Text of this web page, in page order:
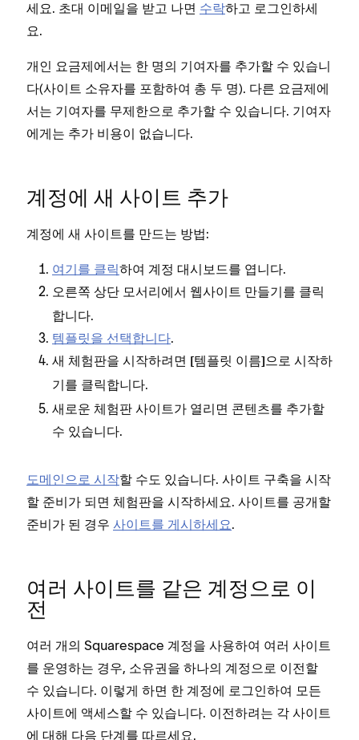
세요. 초대 이메일을 받고 나면 수락하고 로그인하세
요.
개인 요금제에서는 한 명의 기여자를 추가할 수 있습니
다(사이트 소유자를 포함하여 총 두 명). 다른 요금제에
서는 기여자를 무제한으로 추가할 수 있습니다. 기여자
에게는 추가 비용이 없습니다.
계정에 새 사이트 추가
계정에 새 사이트를 만드는 방법:
여기를 클릭하여 계정 대시보드를 엽니다.
오른쪽 상단 모서리에서 웹사이트 만들기 를 클릭
합니다.
템플릿을 선택합니다.
새 체험판을 시작하려면
[템플릿 이름]으로 시작하
기 를 클릭합니다.
새로운 체험판 사이트가 열리면 콘텐츠를 추가할
수 있습니다.
도메인으로 시작할 수도 있습니다. 사이트 구축을 시작
할 준비가 되면 체험판을 시작하세요. 사이트를 공개할
준비가 된 경우 사이트를 게시하세요.
여러 사이트를 같은 계정으로 이
전
여러 개의 Squarespace 계정을 사용하여 여러 사이트
를 운영하는 경우, 소유권을 하나의 계정으로 이전할
수 있습니다. 이렇게 하면 한 계정에 로그인하여 모든
사이트에 액세스할 수 있습니다. 이전하려는 각 사이트
에 대해 다음 단계를 따르세요.